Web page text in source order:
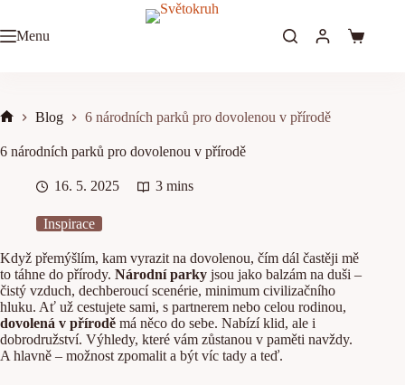
content
Menu
Shopping
Blog 6 národních parků pro dovolenou v přírodě
6 národních parků pro dovolenou v přírodě
16. 5. 2025 3 mins
Inspirace
Když přemýšlím, kam vyrazit na dovolenou, čím dál častěji mě
to táhne do přírody. Národní parky jsou jako balzám na duši –
čistý vzduch, dechberoucí scenérie, minimum civilizačního
hluku. Ať už cestujete sami, s partnerem nebo celou rodinou,
dovolená v přírodě má něco do sebe. Nabízí klid, ale i
dobrodružství. Výhledy, které vám zůstanou v paměti navždy.
A hlavně – možnost zpomalit a být víc tady a teď.